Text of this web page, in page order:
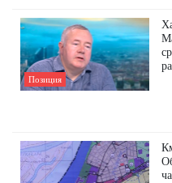
Позиция